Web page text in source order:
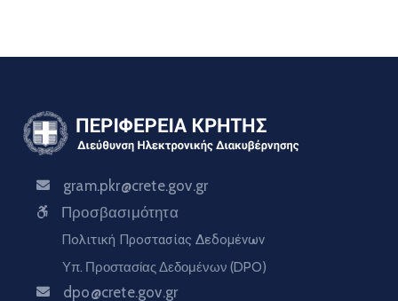
gram.pkr@crete.gov.gr
Προσβασιμότητα
Πολιτική Προστασίας Δεδομένων
Υπ. Προστασίας Δεδομένων (DPO)
dpo@crete.gov.gr